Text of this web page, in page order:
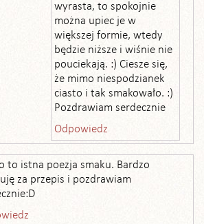
wyrasta, to spokojnie
można upiec je w
większej formie, wtedy
będzie niższe i wiśnie nie
pouciekają. :) Ciesze się,
że mimo niespodzianek
ciasto i tak smakowało. :)
Pozdrawiam serdecznie
Odpowiedz
to istna poezja smaku. Bardzo
za przepis i pozdrawiam